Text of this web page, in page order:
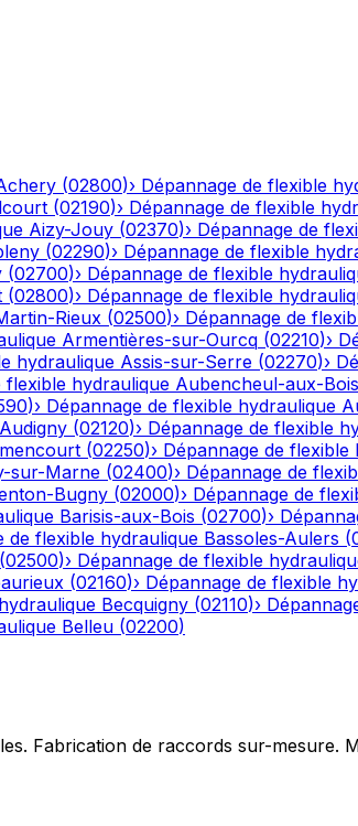
(02800)› Dépannage de flexible
(02190)› Dépannage de flexible
Aizy-Jouy (02370)› Dépannage de
(02290)› Dépannage de flexible
(02700)› Dépannage de flexible
(02800)› Dépannage de flexible
Rieux (02500)› Dépannage de
Armentières-sur-Ourcq (02210)›
hydraulique Assis-sur-Serre (02270)›
flexible hydraulique Aubencheul-aux-Bois
)› Dépannage de flexible hydraulique
Audigny (02120)› Dépannage de flexible
(02250)› Dépannage de flexible
sur-Marne (02400)› Dépannage de
Bugny (02000)› Dépannage de
Barisis-aux-Bois (02700)›
de flexible hydraulique Bassoles-Aulers (
(02500)› Dépannage de flexible
(02160)› Dépannage de flexible
Becquigny (02110)›
Belleu (02200)
Fabrication de raccords sur-mesure.